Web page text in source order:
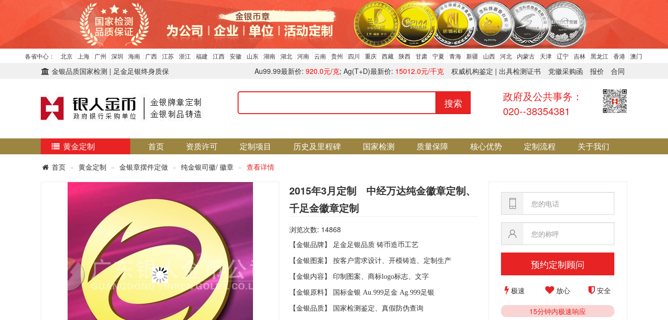
各省中心： 北京 上海 广州 深圳 海南 广西 江苏 浙江 福建 江西 安徽 山东 湖南 湖北 河南 云南 贵州 四川 重庆 西藏 陕西 甘肃 宁夏 青海 新疆 山西 河北 内蒙古 天津 辽宁 吉林 黑龙江 香港 澳门
金银品质国家检测 | 足金足银终身质保 党徽采购函 报价 合同
权威机构鉴定 | 出具检测证书
Au99.99最新价: 920.0元/克; Ag(T+D)最新价: 15012.0元/千克
搜索
政府及公共事务：
020--38354381
黄金定制 首页 资质许可 定制项目 历史及里程碑 国家检测 质量保障 核心优势 定制流程 关于我们
首页 黄金定制 金银章摆件定做 纯金银司徽/ 徽章 查看详情
2015年3月定制 中经万达纯金徽章定制、
千足金徽章定制
浏览次数: 14868
【金银品牌】 足金足银品质 铸币造币工艺
【金银图案】 按客户需求设计、开模铸造、定制生产
【金银内容】 印制图案、商标logo标志、文字
【金银原料】 国标金银 Au.999足金 Ag.999足银
【金银品质】 国家检测鉴定、真假防伪查询
预约定制顾问
极速 放心 安全
15分钟内极速响应